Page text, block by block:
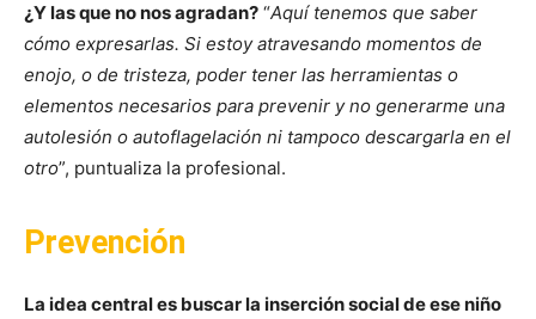
¿Y las que no nos agradan? “Aquí tenemos que saber
cómo expresarlas. Si estoy atravesando momentos de
enojo, o de tristeza, poder tener las herramientas o
elementos necesarios para prevenir y no generarme una
autolesión o autoflagelación ni tampoco descargarla en el
otro”, puntualiza la profesional.
Prevención
La idea central es buscar la inserción social de ese niño